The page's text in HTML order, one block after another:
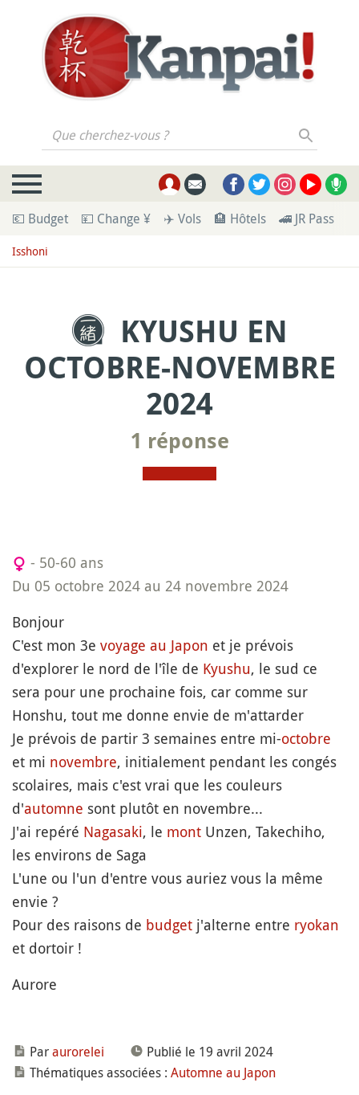
Que cherchez-vous ?
💶 Budget 💴 Change ¥ ✈️ Vols 🏨 Hôtels 🚄 JR Pass
Isshoni
KYUSHU EN
OCTOBRE-NOVEMBRE
2024
1 réponse
- 50-60 ans
Du 05 octobre 2024 au 24 novembre 2024
Bonjour
C'est mon 3e voyage au Japon et je prévois
d'explorer le nord de l'île de Kyushu, le sud ce
sera pour une prochaine fois, car comme sur
Honshu, tout me donne envie de m'attarder
Je prévois de partir 3 semaines entre mi-octobre
et mi novembre, initialement pendant les congés
scolaires, mais c'est vrai que les couleurs
d'automne sont plutôt en novembre...
J'ai repéré Nagasaki, le mont Unzen, Takechiho,
les environs de Saga
L'une ou l'un d'entre vous auriez vous la même
envie ?
Pour des raisons de budget j'alterne entre ryokan
et dortoir !
Aurore
Paraurorelei
Publié le 19 avril 2024
Thématiques associées : Automne au Japon